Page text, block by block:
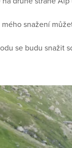
snažení
se budu snažit